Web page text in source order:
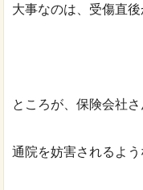
大事なのは、受傷直
ところが、保険会社さ
通院を妨害されるよう